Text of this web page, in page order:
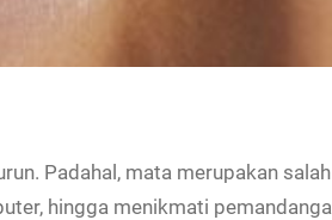
Padahal, mata merupakan
hingga menikmati